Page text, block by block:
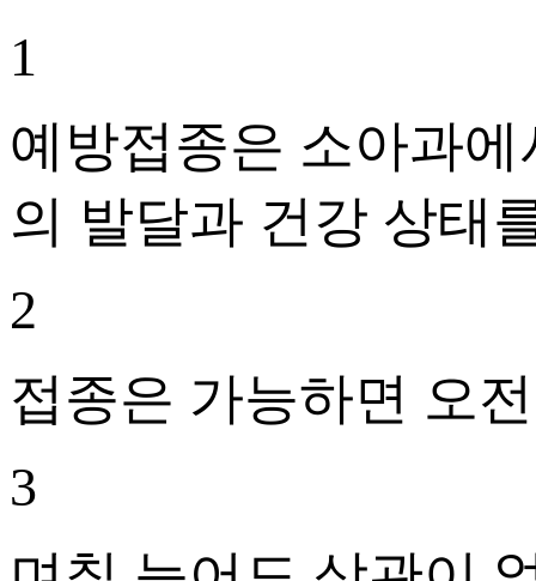
1
예방접종은 소아과
의 발달과 건강 상태
2
접종은 가능하면 오
3